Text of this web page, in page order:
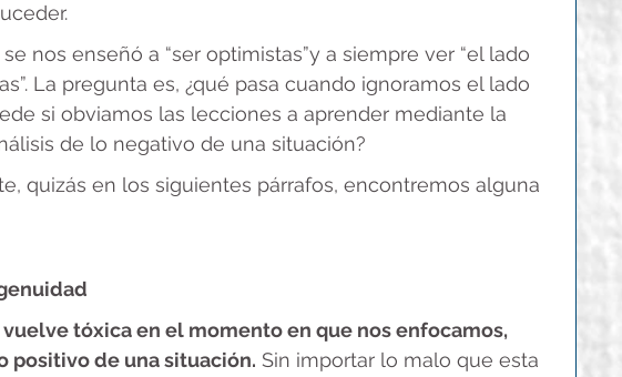
nos enseñó a “ser optimistas”y a siempre ver “el lado
La pregunta es, ¿qué pasa cuando ignoramos el lado
si obviamos las lecciones a aprender mediante la
de lo negativo de una situación?
quizás en los siguientes párrafos, encontremos alguna
tóxica en el momento en que nos enfocamos,
positivo de una situación. Sin importar lo malo que esta